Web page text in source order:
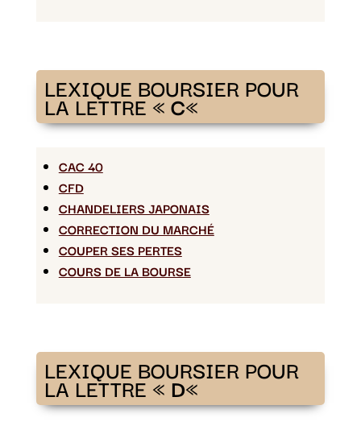
LEXIQUE BOURSIER POUR
LA LETTRE «C«
CAC 40
CFD
CHANDELIERS JAPONAIS
CORRECTION DU MARCHÉ
COUPER SES PERTES
COURS DE LA BOURSE
LEXIQUE BOURSIER POUR
LA LETTRE «D«